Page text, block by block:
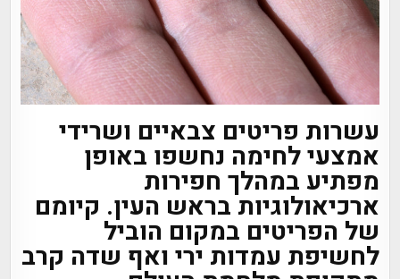
עשרות פריטים צבאיים ושרידי
אמצעי לחימה נחשפו באופן
מפתיע במהלך חפירות
ארכיאולוגיות בראש העין. קיומם
של הפריטים במקום הוביל
לחשיפת עמדות ירי ואף שדה קרב